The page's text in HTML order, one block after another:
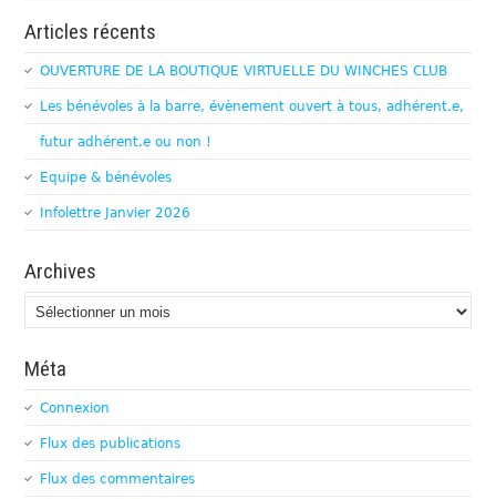
Articles récents
OUVERTURE DE LA BOUTIQUE VIRTUELLE DU WINCHES CLUB
Les bénévoles à la barre, évènement ouvert à tous, adhérent.e,
futur adhérent.e ou non !
Equipe & bénévoles
Infolettre Janvier 2026
Archives
Archives
Méta
Connexion
Flux des publications
Flux des commentaires